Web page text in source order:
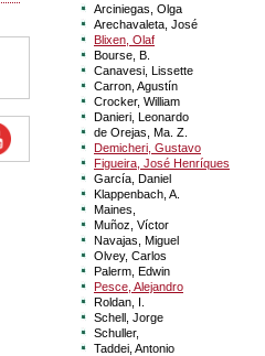
Arciniegas, Olga
Arechavaleta, José
Blixen, Olaf
Bourse, B.
Canavesi, Lissette
Carron, Agustín
Crocker, William
Danieri, Leonardo
de Orejas, Ma. Z.
Demicheri, Gustavo
Figueira, José Henríques
García, Daniel
Klappenbach, A.
Maines,
Muñoz, Víctor
Navajas, Miguel
Olvey, Carlos
Palerm, Edwin
Pesce, Alejandro
Roldan, I.
Schell, Jorge
Schuller,
Taddei, Antonio